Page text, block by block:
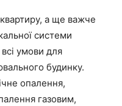
а ще важче
системи
умови для
будинку.
опалення,
газовим,